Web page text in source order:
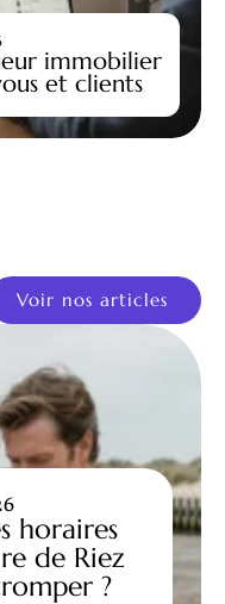
immobilier
et clients
Voir nos articles
horaires
de Riez
?